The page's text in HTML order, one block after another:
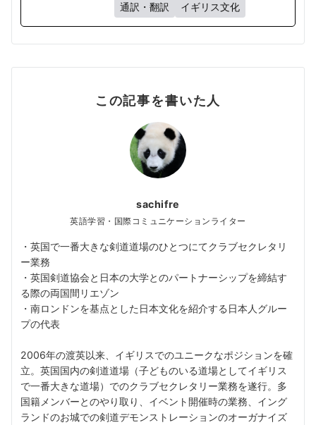
通訳・翻訳
イギリス文化
この記事を書いた人
sachifre
英語学習・国際コミュニケーションライター
・英国で一番大きな剣道道場のひとつにてクラブセクレタリ
ー業務
・英国剣道協会と日本の大学とのパートナーシップを締結す
る際の両国間リエゾン
・南ロンドンを基点とした日本文化を紹介する日本人グルー
プの代表
2006年の渡英以来、イギリスでのユニークなポジションを確
立。英国国内の剣道道場（子どものいる道場としてイギリス
で一番大きな道場）でのクラブセクレタリー業務を遂行。多
国籍メンバーとのやり取り、イベント開催時の業務、イング
ランドのお城での剣道デモンストレーションのオーガナイズ